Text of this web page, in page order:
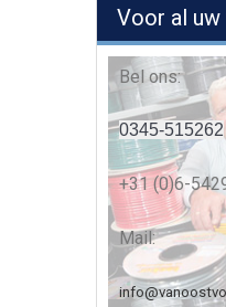
Voor al uw
Bel ons:
0345-515262
+31 (0)6-
Mail: